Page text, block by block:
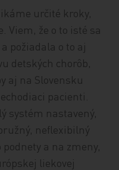
určité kroky,
Viem, že o to isté sa
požiadala o to aj
detských chorôb,
aj na Slovensku
pacienti.
systém nastavený,
neflexibilný
a na zmeny,
liekovej